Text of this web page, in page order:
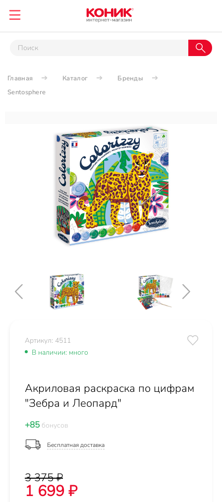
Главная Каталог
Бренды
Sentosphere
Артикул: 4511
В наличии: много
Акриловая раскраска по цифрам
"Зебра и Леопард"
+85 бонусов
Бесплатная доставка
3 375 ₽
1 699 ₽